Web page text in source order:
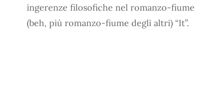
ingerenze filosofiche nel romanzo-fiume
(beh, più romanzo-fiume degli altri) “It”.